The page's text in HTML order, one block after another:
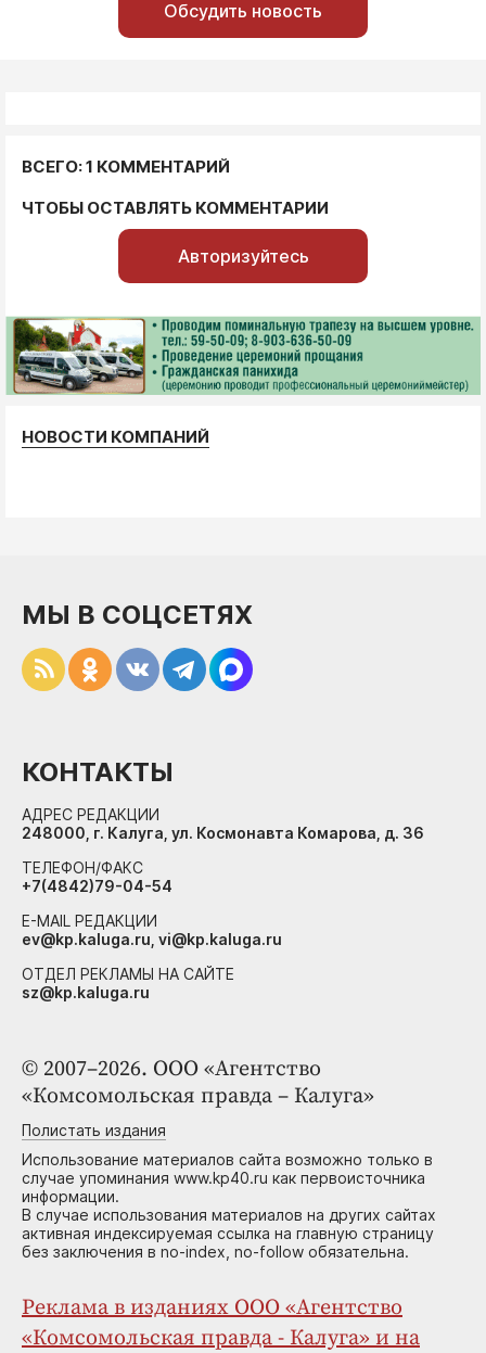
Обсудить новость
ВСЕГО: 1 КОММЕНТАРИЙ
ЧТОБЫ ОСТАВЛЯТЬ КОММЕНТАРИИ
Авторизуйтесь
НОВОСТИ КОМПАНИЙ
© 2007–2026. ООО «Агентство
«Комсомольская правда – Калуга»
Полистать издания
Использование материалов сайта возможно только в
случае упоминания www.kp40.ru как первоисточника
информации.
В случае использования материалов на других сайтах
активная индексируемая ссылка на главную страницу
без заключения в no-index, no-follow обязательна.
Реклама в изданиях ООО «Агентство
«Комсомольская правда - Калуга» и на
МЫ В СОЦСЕТЯХ
КОНТАКТЫ
АДРЕС РЕДАКЦИИ
248000, г. Калуга, ул. Космонавта Комарова, д. 36
ТЕЛЕФОН/ФАКС
+7(4842)79-04-54
E-MAIL РЕДАКЦИИ
ev@kp.kaluga.ru, vi@kp.kaluga.ru
ОТДЕЛ РЕКЛАМЫ НА САЙТЕ
sz@kp.kaluga.ru